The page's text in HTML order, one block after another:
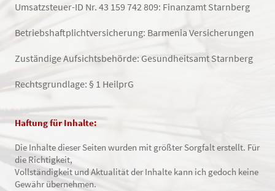
Umsatzsteuer-ID Nr. 43 159 742 809: Finanzamt Starnberg
Betriebshaftplichtversicherung: Barmenia Versicherungen
Zuständige Aufsichtsbehörde: Gesundheitsamt Starnberg
Rechtsgrundlage: § 1 HeilprG
Haftung für Inhalte:
Die Inhalte dieser Seiten wurden mit größter Sorgfalt erstellt. Für
die Richtigkeit,
Vollständigkeit und Aktualität der Inhalte kann ich gedoch keine
Gewähr übernehmen.